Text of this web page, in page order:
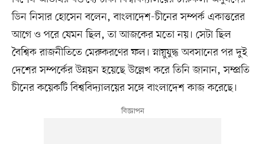
ডিন নিসার হোসেন বলেন, বাংলাদেশ-চীনের সম্পর্ক একাত্তরের
আগে ও পরে যেমন ছিল, তা আজকের মতো নয়। সেটা ছিল
বৈশ্বিক রাজনীতিতে মেরুকরণের ফল। স্নায়ুযুদ্ধ অবসানের পর দুই
দেশের সম্পর্কের উন্নয়ন হয়েছে উল্লেখ করে তিনি জানান, সম্প্রতি
চীনের কয়েকটি বিশ্ববিদ্যালয়ের সঙ্গে বাংলাদেশ কাজ করেছে।